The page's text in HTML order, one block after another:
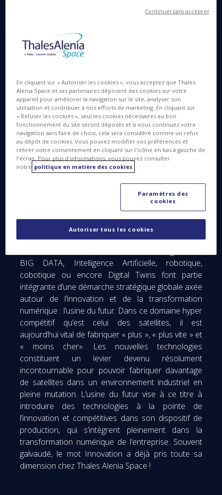
exergue certaines activités et programmes
mutation.
Au cœur de la Transformation Digitale :
BIG DATA, Intelligence Artificielle, robotique,
cobotique ou encore Digital Twins font partie
intégrante d’une démarche stratégique globale axée
autour de l’innovation et de la transformation
numérique : l’usine du futur. Dans ce domaine hyper
compétitif qu’est celui des satellites, il est
aujourd’hui vital de fabriquer « plus », « plus vite » et
« moins cher». Les nouvelles technologies
constituent un levier devenu résolument
incontournable pour pouvoir fabriquer davantage
de satellites dans un environnement industriel en
pleine mutation. L’usine du futur vise à ce titre à
introduire des technologies à la pointe de
l’innovation et compétitives dans son dispositif de
production, qui s’intègrent pleinement dans la
transformation numérique de l’entreprise. Souvent
galvaudé, le mot Innovation a déjà pris toute sa
dimension chez Thales Alenia Space !
En cliquant sur « Autoriser les cookies », vous acceptez que Thales
Alenia Space et ses partenaires déposent des cookies sur votre
appareil pour améliorer la navigation sur le site, analyser son
utilisation et contribuer à nos efforts de marketing. En cliquant sur
« Refuser les cookies », seul les cookies nécessaires au bon
fonctionnement du site seront déposés et si vous continuez votre
navigation sans faire de choix, cela sera considéré comme un refus
au dépôt de cookies. Vous pouvez modifier vos préférences et
retirer votre consentement en cliquant sur l'icône en bas à gauche de
l'écran. Pour plus d'informations, vous pouvez consulter
notre politique en matière des cookies
Paramètres des
cookies
Autoriser tous les cookies
Continuer sans accepter